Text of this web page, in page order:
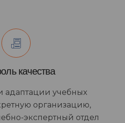
качества
адаптации учебных
организацию,
экспертный отдел